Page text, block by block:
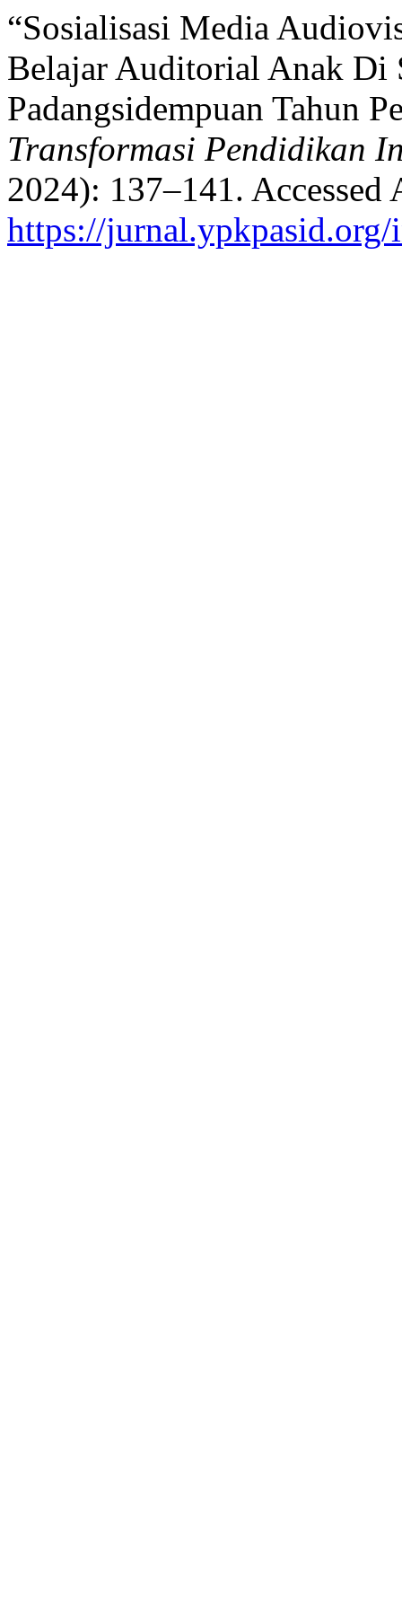
“Sosialisasi Media
Belajar Auditorial Anak
Padangsidempuan Tahun
Transformasi Pendidikan
2024): 137–141. Accessed
https://